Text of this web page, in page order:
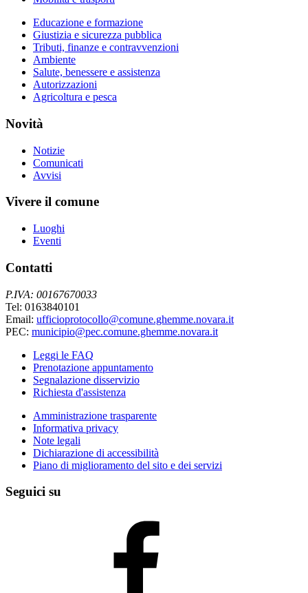
Educazione e formazione
Giustizia e sicurezza pubblica
Tributi, finanze e contravvenzioni
Ambiente
Salute, benessere e assistenza
Autorizzazioni
Agricoltura e pesca
Novità
Notizie
Comunicati
Avvisi
Vivere il comune
Luoghi
Eventi
Contatti
P.IVA: 00167670033
Tel: 0163840101
Email: ufficioprotocollo@comune.ghemme.novara.it
PEC: municipio@pec.comune.ghemme.novara.it
Leggi le FAQ
Prenotazione appuntamento
Segnalazione disservizio
Richiesta d'assistenza
Amministrazione trasparente
Informativa privacy
Note legali
Dichiarazione di accessibilità
Piano di miglioramento del sito e dei servizi
Seguici su